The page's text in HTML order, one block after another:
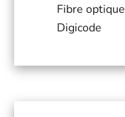
Fibre optique
Digicode